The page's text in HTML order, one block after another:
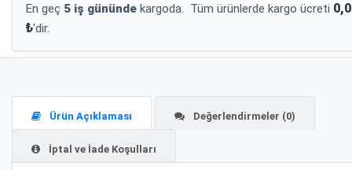
En geç 5 iş gününde kargoda. Tüm ürünlerde kargo ücreti
₺'dir.
Ürün Açıklaması Değerlendirmeler (0)
İptal ve İade Koşulları